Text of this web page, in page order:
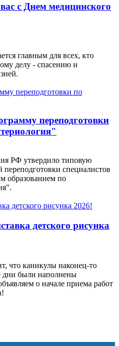
с Днем медицинского
главным для всех, кто
делу - спасению и
переподготовки
РФ утвердило типовую
специалистов
образованием по
детского рисунка
что каникулы наконец-то
дни были наполнены
о начале приема работ